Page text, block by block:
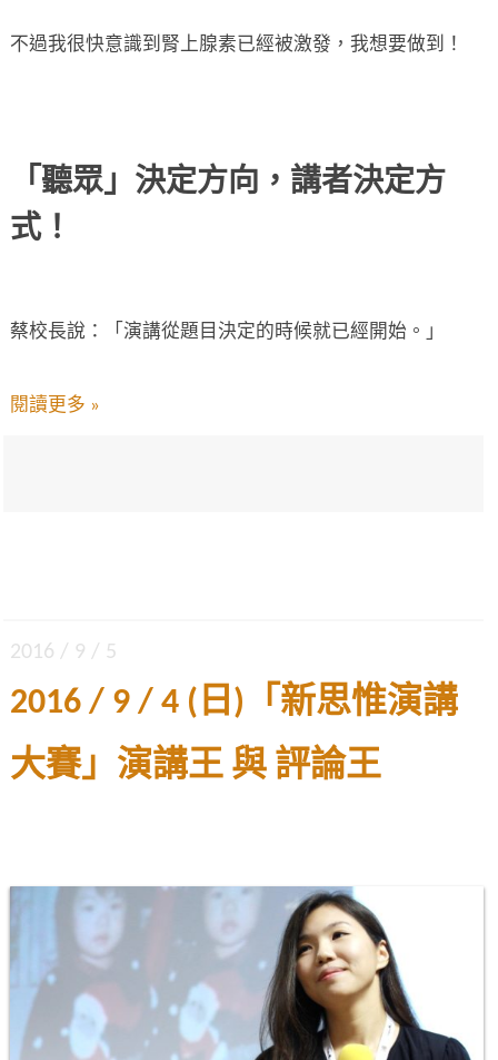
不過我很快意識到腎上腺素已經被激發，我想要做到！
「聽眾」決定方向，講者決定方
式！
蔡校長說：「演講從題目決定的時候就已經開始。」
閱讀更多 »
2016 / 9 / 5
2016 / 9 / 4 (日)「新思惟演講
大賽」演講王 與 評論王